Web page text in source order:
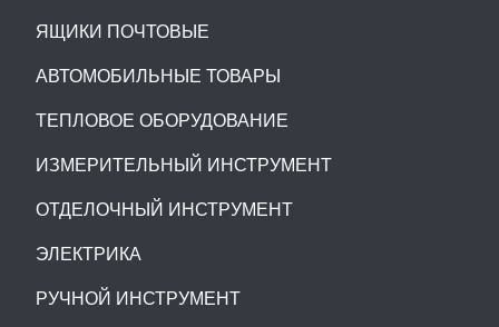
ЯЩИКИ ПОЧТОВЫЕ
АВТОМОБИЛЬНЫЕ ТОВАРЫ
ТЕПЛОВОЕ ОБОРУДОВАНИЕ
ИЗМЕРИТЕЛЬНЫЙ ИНСТРУМЕНТ
ОТДЕЛОЧНЫЙ ИНСТРУМЕНТ
ЭЛЕКТРИКА
РУЧНОЙ ИНСТРУМЕНТ